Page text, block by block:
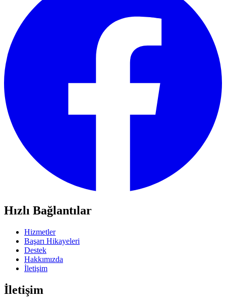
Hızlı Bağlantılar
Hizmetler
Başarı Hikayeleri
Destek
Hakkımızda
İletişim
İletişim